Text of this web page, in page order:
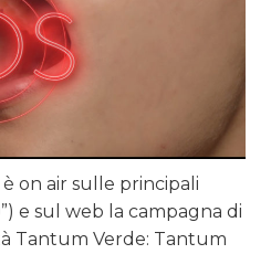
on air sulle principali
e sul web la campagna di
Tantum Verde: Tantum